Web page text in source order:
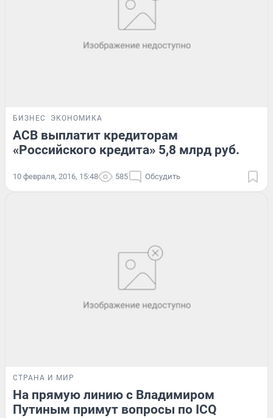
БИЗНЕС ЭКОНОМИКА
АСВ выплатит кредиторам
«Российского кредита» 5,8 млрд руб.
10 февраля, 2016, 15:48 585 Обсудить
СТРАНА И МИР
На прямую линию с Владимиром
Путиным примут вопросы по ICQ